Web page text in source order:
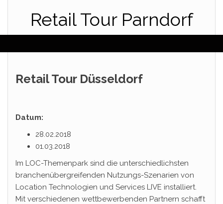
Retail Tour Parndorf
Retail Tour Düsseldorf
Datum:
28.02.2018
01.03.2018
Im LOC-Themenpark sind die unterschiedlichsten
branchenübergreifenden Nutzungs-Szenarien von
Location Technologien und Services LIVE installiert.
Mit verschiedenen wettbewerbenden Partnern schafft